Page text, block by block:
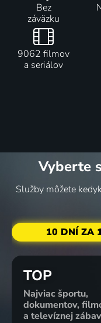
Bez
záväzku
9062 filmov
a seriálov
Vyberte
Služby môžete
10 DNÍ ZA
TOP
Najviac športu,
dokumentov,
a televíznej